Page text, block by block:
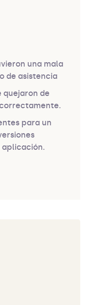
una mala
de asistencia
quejaron de
para un
aplicación.